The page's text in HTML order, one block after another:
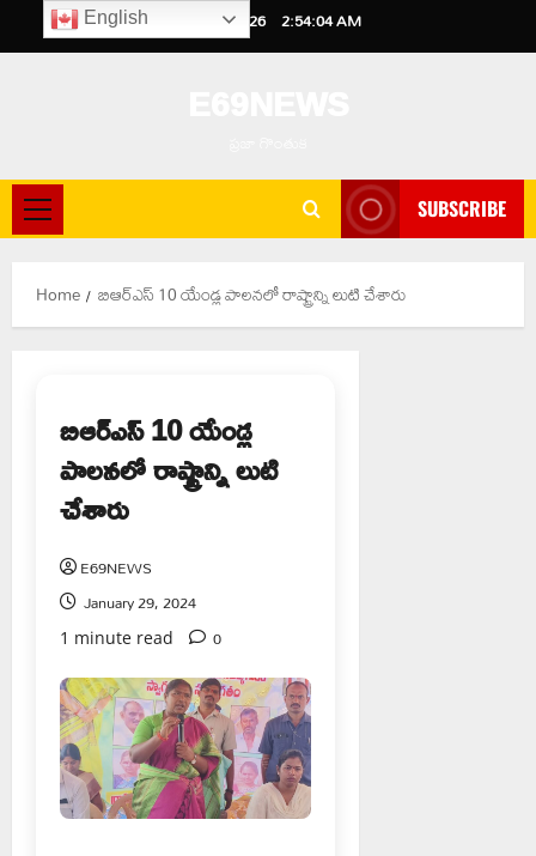
to
August 7, 2026 2:54:05 AM
Primary
Menu
SUBSCRIBE
Home బిఆర్ఎస్ 10 యేండ్ల పాలనలో రాష్ట్రాన్ని లుటి చేశారు
బిఆర్ఎస్ 10 యేండ్ల
పాలనలో రాష్ట్రాన్ని లుటి
చేశారు
E69NEWS
January 29, 2024
1 minute read 0
English